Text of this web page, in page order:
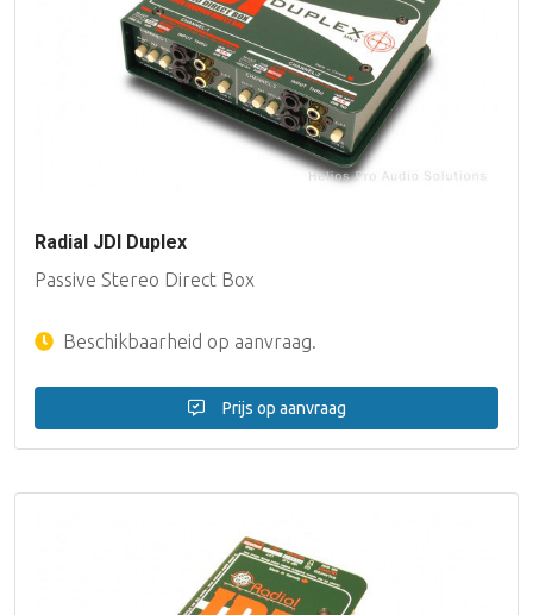
Radial JDI Duplex
Passive Stereo Direct Box
Beschikbaarheid op aanvraag.
Prijs op aanvraag